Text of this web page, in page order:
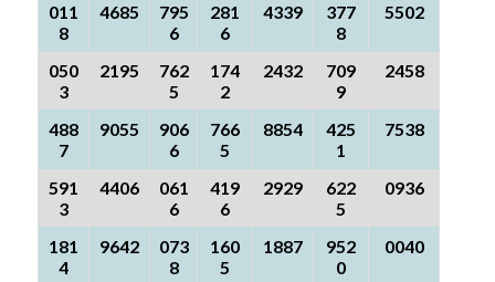
011
8
4685
795
6
281
6
4339
377
8
5502
050
3
2195
762
5
174
2
2432
709
9
2458
488
7
9055
906
6
766
5
8854
425
1
7538
591
3
4406
061
6
419
6
2929
622
5
0936
181
4
9642
073
8
160
5
1887
952
0
0040